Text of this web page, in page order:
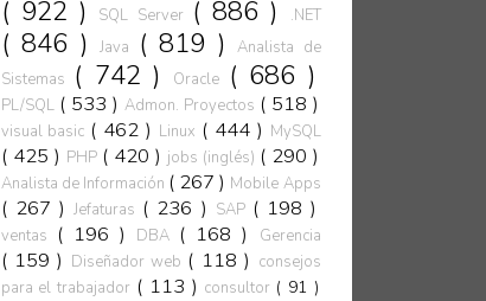
( 922 ) SQL Server ( 886 ) .NET
( 846 ) Java ( 819 )
Analista de
Sistemas ( 742 ) Oracle ( 686 )
PL/SQL ( 533 ) Admon. Proyectos ( 518 )
visual basic ( 462 ) Linux ( 444 ) MySQL
( 425 ) PHP ( 420 ) jobs (inglés) ( 290 )
Analista de Información ( 267 ) Mobile Apps
( 267 )Jefaturas ( 236 ) SAP ( 198 )
ventas ( 196 ) DBA ( 168 ) Gerencia
( 159 ) Diseñador web ( 118 ) consejos
para el trabajador ( 113 ) consultor ( 91 )